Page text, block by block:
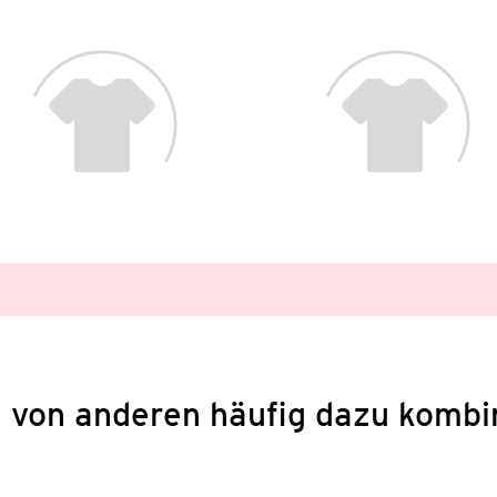
von anderen häufig dazu